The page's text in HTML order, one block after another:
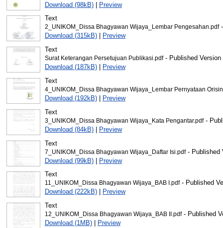
Download (98kB)| Preview
Text
2_UNIKOM_Dissa Bhagyawan Wijaya_Lembar Pengesahan.pdf-
Download (315kB)|
Preview
Text
Surat Keterangan Persetujuan Publikasi.pdf- Published Version
Download (187kB)|
Preview
Text
4_UNIKOM_Dissa Bhagyawan Wijaya_Lembar Pernyataan
Download (192kB)|
Preview
Text
3_UNIKOM_Dissa Bhagyawan Wijaya_Kata Pengantar.pdf-
Download (84kB)|
Preview
Text
7_UNIKOM_Dissa Bhagyawan Wijaya_Daftar Isi.pdf- Published
Download (99kB)| Preview
Text
11_UNIKOM_Dissa Bhagyawan Wijaya_BAB I.pdf- Published
Download (222kB)|
Preview
Text
12_UNIKOM_Dissa Bhagyawan Wijaya_BAB II.pdf- Published
Download (1MB)|
Preview